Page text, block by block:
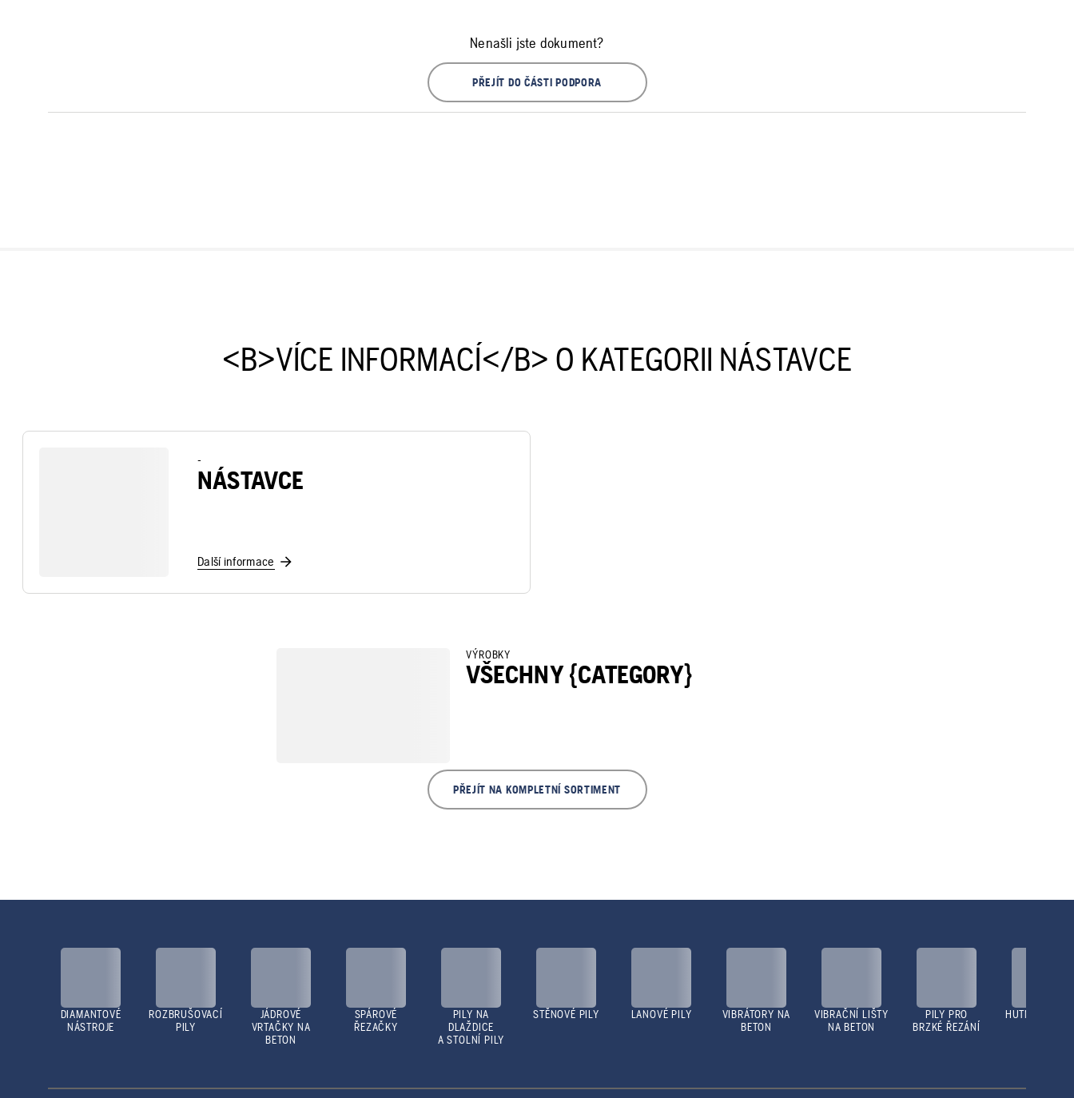
Nenašli jste dokument?
PŘEJÍT DO ČÁSTI PODPORA
<B>VÍCE INFORMACÍ</B> O KATEGORII NÁSTAVCE
-
NÁSTAVCE
Další informace
VÝROBKY
VŠECHNY {CATEGORY}
PŘEJÍT NA KOMPLETNÍ SORTIMENT
DIAMANTOVÉ
NÁSTROJE
ROZBRUŠOVACÍ
PILY
JÁDROVÉ
VRTAČKY NA
BETON
SPÁROVÉ
ŘEZAČKY
PILY NA
DLAŽDICE
A STOLNÍ PILY
STĚNOVÉ PILY LANOVÉ PILY
VIBRÁTORY NA
BETON
VIBRAČNÍ LIŠTY
NA BETON
PILY PRO
BRZKÉ ŘEZÁNÍ
HUTNICÍ